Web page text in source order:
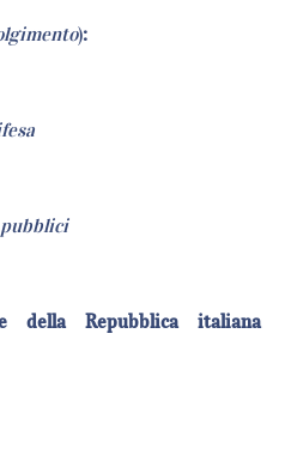
):
della Repubblica italiana